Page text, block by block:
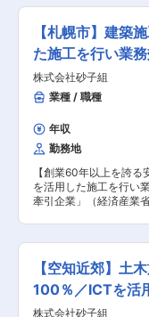
わせて、工事のスケジ
予算や進捗管理などを
後の流れ：まずは先輩
管理などのサポート業
験が浅い方は外部の研
い、土木工事の基礎を
です。 ■当社の魅力
っかり休んで英気を養
働き方改革を推進して
と、土日休みの定着に
境の整備を進めていき
たたかい企業…安定経
開を続け、地域の信頼
盛んです。「地域貢献
いう方にとって、また
へ…腰を据えて働いて
せん。社有車の貸与制
勤もご相談ください。 変更の範囲：会社の定める
業務
成・発行など 《人事・
学校訪問、企業説明会
退社・社会保険手続き
務》公共工事の入札に
作成 など ■当社の魅力： ・働き方改革推進中…
「しっかり休んで英気
下、働き方改革を推進
減と、土日休みの定着
環境の整備を進めてい
あたたかい企業…安定
展開を続け、地域の信
アットホームな職場で
も盛んです。「地域貢
という方にとって、ま
す。 ・転勤なし。北海
へ…腰を据えて働いて
業務
【札幌市】建築
た施工を行い業
株式会社砂子組
業種 / 職種
年収
勤務地
【創業60年以上を誇
を活用した施工を行い
牽引企業」（経済産業
します。 ■業務内容：
（各種施工計画書・検
理、品質管理、出来形
場の安全点検および指
作成とチェック ・定
【空知近郊】土
100％／ICTを活
株式会社砂子組